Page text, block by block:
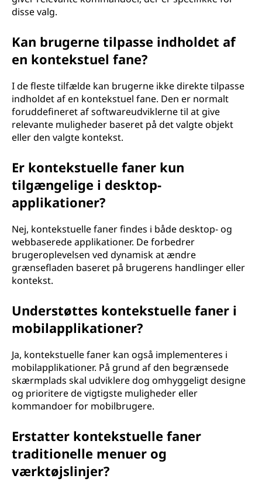
disse valg.
Kan brugerne tilpasse indholdet af
en kontekstuel fane?
I de fleste tilfælde kan brugerne ikke direkte tilpasse
indholdet af en kontekstuel fane. Den er normalt
foruddefineret af softwareudviklerne til at give
relevante muligheder baseret på det valgte objekt
eller den valgte kontekst.
Er kontekstuelle faner kun
tilgængelige i desktop-
applikationer?
Nej, kontekstuelle faner findes i både desktop- og
webbaserede applikationer. De forbedrer
brugeroplevelsen ved dynamisk at ændre
grænsefladen baseret på brugerens handlinger eller
kontekst.
Understøttes kontekstuelle faner i
mobilapplikationer?
Ja, kontekstuelle faner kan også implementeres i
mobilapplikationer. På grund af den begrænsede
skærmplads skal udviklere dog omhyggeligt designe
og prioritere de vigtigste muligheder eller
kommandoer for mobilbrugere.
Erstatter kontekstuelle faner
traditionelle menuer og
værktøjslinjer?